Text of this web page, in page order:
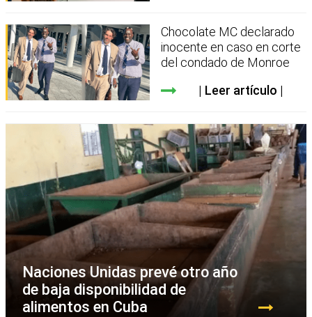
Chocolate MC declarado
inocente en caso en corte
del condado de Monroe
Leer artículo
Naciones Unidas prevé otro año
de baja disponibilidad de
alimentos en Cuba